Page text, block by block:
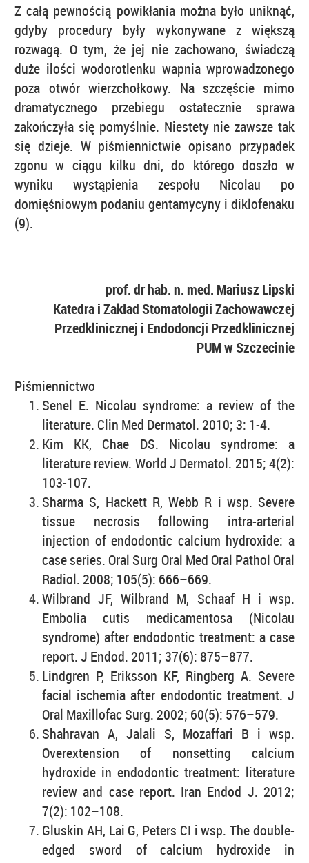
Z całą pewnością powikłania można było uniknąć,
gdyby procedury były wykonywane z większą
rozwagą. O tym, że jej nie zachowano, świadczą
duże ilości wodorotlenku wapnia wprowadzonego
poza otwór wierzchołkowy. Na szczęście mimo
dramatycznego przebiegu ostatecznie sprawa
zakończyła się pomyślnie. Niestety nie zawsze tak
się dzieje. W piśmiennictwie opisano przypadek
zgonu w ciągu kilku dni, do którego doszło w
wyniku wystąpienia zespołu Nicolau po
domięśniowym podaniu gentamycyny i diklofenaku
(9).
prof. dr hab. n. med. Mariusz Lipski
Katedra i Zakład Stomatologii Zachowawczej
Przedklinicznej i Endodoncji Przedklinicznej
PUM w Szczecinie
Piśmiennictwo
Senel E. Nicolau syndrome: a review of the
literature. Clin Med Dermatol. 2010; 3: 1-4.
Kim KK, Chae DS. Nicolau syndrome: a
literature review. World J Dermatol. 2015; 4(2):
103-107.
Sharma S, Hackett R, Webb R i wsp. Severe
tissue necrosis following intra-arterial
injection of endodontic calcium hydroxide: a
case series. Oral Surg Oral Med Oral Pathol Oral
Radiol. 2008; 105(5): 666–669.
Wilbrand JF, Wilbrand M, Schaaf H i wsp.
Embolia cutis medicamentosa (Nicolau
syndrome) after endodontic treatment: a case
report. J Endod. 2011; 37(6): 875–877.
Lindgren P, Eriksson KF, Ringberg A. Severe
facial ischemia after endodontic treatment. J
Oral Maxillofac Surg. 2002; 60(5): 576–579.
Shahravan A, Jalali S, Mozaffari B i wsp.
Overextension of nonsetting calcium
hydroxide in endodontic treatment: literature
review and case report. Iran Endod J. 2012;
7(2): 102–108.
Gluskin AH, Lai G, Peters CI i wsp. The double-
edged sword of calcium hydroxide in